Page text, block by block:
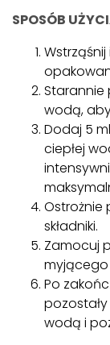
SPOSÓB
Starannie
wodą,
Dodaj 5
ciepłej
Ostrożnie
składniki.
Zamocuj
myjącego
Po
wodą i